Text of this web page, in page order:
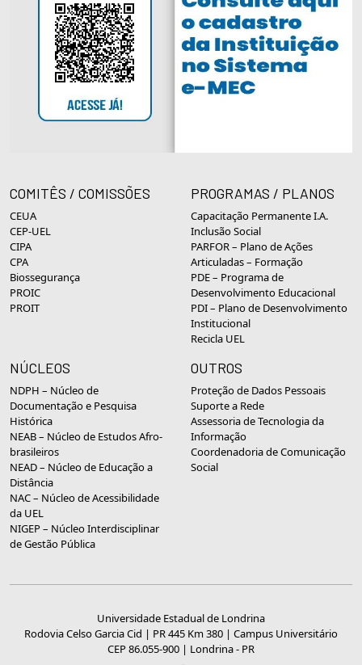
COMITÊS / COMISSÕES
CEUA
CEP-UEL
CIPA
CPA
Biossegurança
PROIC
PROIT
PROGRAMAS / PLANOS
Capacitação Permanente I.A.
Inclusão Social
PARFOR – Plano de Ações
Articuladas – Formação
PDE – Programa de
Desenvolvimento Educacional
PDI – Plano de Desenvolvimento
Institucional
Recicla UEL
NÚCLEOS
NDPH – Núcleo de
Documentação e Pesquisa
Histórica
NEAB – Núcleo de Estudos Afro-
brasileiros
NEAD – Núcleo de Educação a
Distância
NAC – Núcleo de Acessibilidade
da UEL
NIGEP – Núcleo Interdisciplinar
de Gestão Pública
OUTROS
Proteção de Dados Pessoais
Suporte a Rede
Assessoria de Tecnologia da
Informação
Coordenadoria de Comunicação
Social
Universidade Estadual de Londrina
Rodovia Celso Garcia Cid | PR 445 Km 380 | Campus Universitário
CEP 86.055-900 | Londrina - PR